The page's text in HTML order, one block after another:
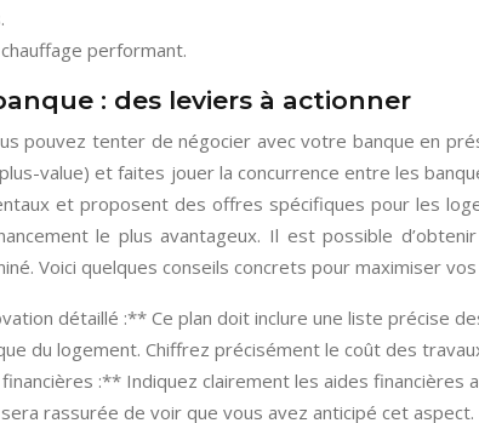
performant.
: des leviers à actionner
pouvez tenter de négocier avec votre banque en
value) et faites jouer la concurrence entre les
et proposent des offres spécifiques pour les
le plus avantageux. Il est possible
Voici quelques conseils concrets pour maximiser vos
détaillé :** Ce plan doit inclure une liste précise
du logement. Chiffrez précisément le coût des
:** Indiquez clairement les aides financières
rassurée de voir que vous avez anticipé cet aspect.